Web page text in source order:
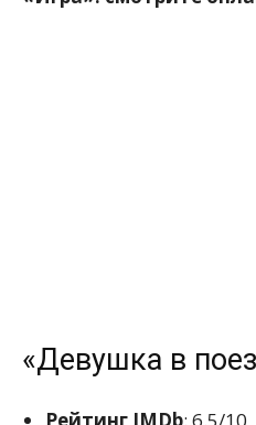
«Девушка в
Рейтинг IMDb: 6.5/10